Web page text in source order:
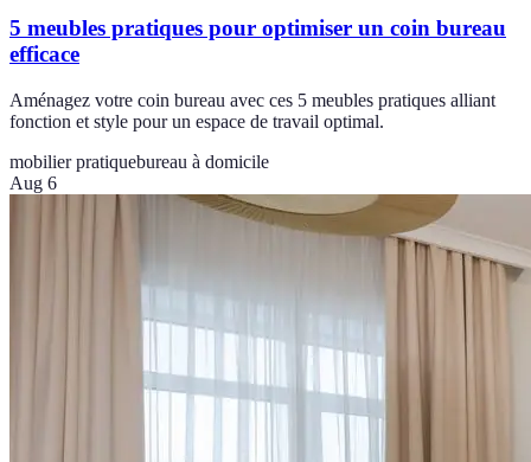
5 meubles pratiques pour optimiser un coin bureau
efficace
Aménagez votre coin bureau avec ces 5 meubles pratiques alliant
fonction et style pour un espace de travail optimal.
mobilier pratiquebureau à domicile
Aug 6